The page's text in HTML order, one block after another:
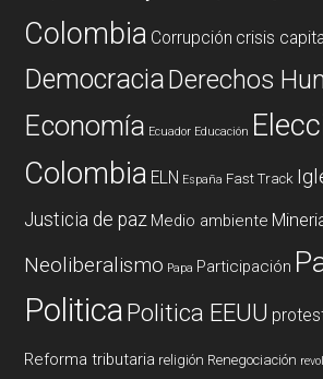
Colombia Corrupción crisis
DemocraciaDerechos
Economía Ecuador Educación
Colombia ELN España Fast Track
Justicia de paz Medio ambiente
Neoliberalismo Papa Participación
PoliticaPolitica EEUU
Reforma tributaria religión Renegociación